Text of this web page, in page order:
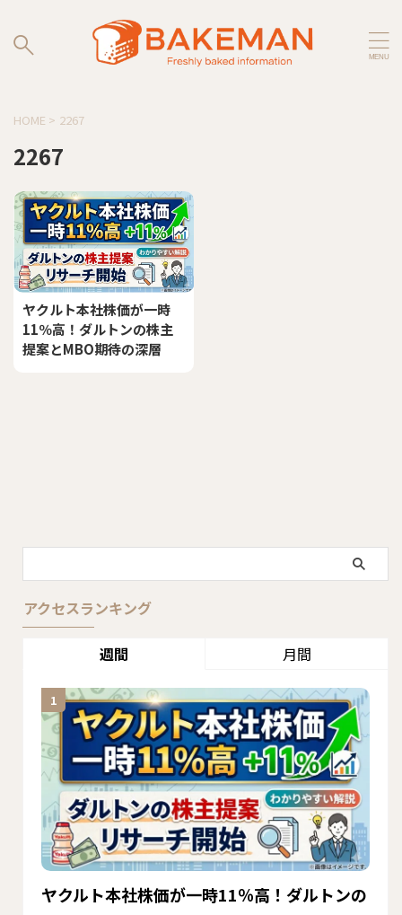
HOME > 2267
2267
ヤクルト本社株価が一時
11％高！ダルトンの株主
提案とMBO期待の深層
アクセスランキング
週間 月間
ヤクルト本社株価が一時11％高！ダルトンの